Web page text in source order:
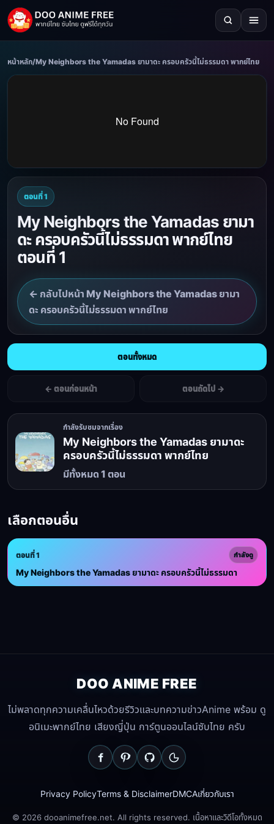
หน้าหลัก/My Neighbors the Yamadas ยามาดะ ครอบครัวนี้ไม่ธรรมดา พากย์ไทย
ตอนที่ 1
My Neighbors the Yamadas ยามา
ดะ ครอบครัวนี้ไม่ธรรมดา พากย์ไทย
ตอนที่ 1
← กลับไปหน้า My Neighbors the Yamadas ยามา
ดะ ครอบครัวนี้ไม่ธรรมดา พากย์ไทย
← ตอนก่อนหน้า
ตอนทั้งหมด
ตอนถัดไป →
กำลังรับชมจากเรื่อง
My Neighbors the Yamadas ยามาดะ
ครอบครัวนี้ไม่ธรรมดา พากย์ไทย
มีทั้งหมด 1 ตอน
เลือกตอนอื่น
ตอนที่ 1 กำลังดู
My Neighbors the Yamadas ยามาดะ ครอบครัวนี้ไม่ธรรมดา
DOO ANIME FREE
ไม่พลาดทุกความเคลื่นไหวด้วยรีวิวและบทความข่าวAnime พร้อม ดู
อนิเมะพากย์ไทย เสียงญี่ปุ่น การ์ตูนออนไลน์ซับไทย ครับ
Privacy PolicyTerms & DisclaimerDMCAเกี่ยวกับเรา
© 2026 dooanimefree.net. All rights reserved. เนื้อหาและวิดีโอทั้งหมด